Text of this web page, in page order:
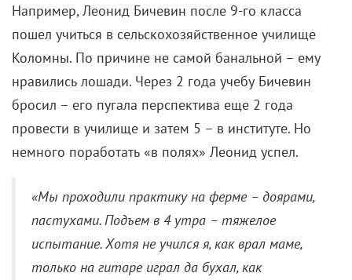
Например, Леонид Бичевин после 9-го класса
пошел учиться в сельскохозяйственное училище
Коломны. По причине не самой банальной – ему
нравились лошади. Через 2 года учебу Бичевин
бросил – его пугала перспектива еще 2 года
провести в училище и затем 5 – в институте. Но
немного поработать «в полях» Леонид успел.
«Мы проходили практику на ферме – доярами,
пастухами. Подъем в 4 утра – тяжелое
испытание. Хотя не учился я, как врал маме,
только на гитаре играл да бухал, как